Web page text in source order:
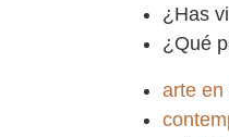
¿Has
¿Qué
arte en